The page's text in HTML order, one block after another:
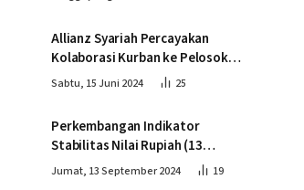
Allianz Syariah Percayakan
Kolaborasi Kurban ke Pelosok
Negeri bersama Dompet Dhuafa
Sabtu, 15 Juni 2024 25
Perkembangan Indikator
Stabilitas Nilai Rupiah (13
September 2024)
Jumat, 13 September 2024 19